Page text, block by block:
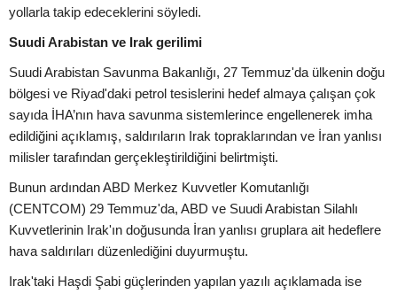
yollarla takip edeceklerini söyledi.
Suudi Arabistan ve Irak gerilimi
Suudi Arabistan Savunma Bakanlığı, 27 Temmuz'da ülkenin doğu
bölgesi ve Riyad'daki petrol tesislerini hedef almaya çalışan çok
sayıda İHA’nın hava savunma sistemlerince engellenerek imha
edildiğini açıklamış, saldırıların Irak topraklarından ve İran yanlısı
milisler tarafından gerçekleştirildiğini belirtmişti.
Bunun ardından ABD Merkez Kuvvetler Komutanlığı
(CENTCOM) 29 Temmuz'da, ABD ve Suudi Arabistan Silahlı
Kuvvetlerinin Irak'ın doğusunda İran yanlısı gruplara ait hedeflere
hava saldırıları düzenlediğini duyurmuştu.
Irak'taki Haşdi Şabi güçlerinden yapılan yazılı açıklamada ise